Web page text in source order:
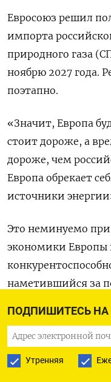
ПОДПИШИТЕСЬ
Утренняя
Евросоюз решил
импорта
природного газа
ноябрю 2027 года.
поэтапно.
«Значит, Европа
стоит дороже, а
дороже, чем
Европа обрекает
источники
Это неминуемо
экономики
наметившийся за
лидирующего
Потеря почти всего
который был